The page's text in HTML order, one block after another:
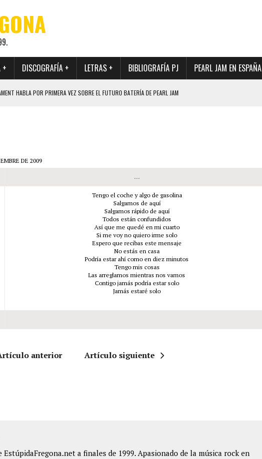
+ DISCOGRAFÍA + LETRAS + BIBLIOGRAFÍA PJ PEARL JAM EN ESPAÑA
HABLA POR PRIMERA VEZ SOBRE EL FUTURO BATERÍA DE PEARL JAM
SINCE FOREVER, UN LIBRO CON FOTOGRAFÍAS INÉDITAS DE LA HISTORIA DE PEARL JAM
DE 2009
…
Tengo el coche y algo de gasolina
Salgamos de aquí
Salgamos rápido de aquí
Todos están confundidos
Así que me quedé en mi cuarto
Si me voy no quiero irme solo
Espero que recibas este mensaje
No estás en casa
Podría estar ahí como en diez minutos
Tengo mis cosas
Las arreglamos mientras nos vamos
Contigo jamás podría estar solo
Jamás estaré solo
anterior Artículo siguiente
EstúpidaFregona.net a finales de 1999. Apasionado de la música rock en